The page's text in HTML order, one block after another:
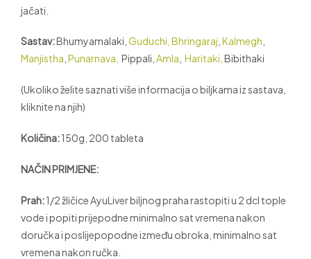
jačati.
Sastav:Bhumyamalaki, Guduchi, Bhringaraj Kalmegh
Manjistha Punarnava, Pippali, Amla Haritaki, Bibithaki
(Ukoliko želite saznati više informacija o biljkama iz sastava,
kliknite na njih)
Količina:150g, 200 tableta
NAČIN PRIMJENE:
Prah:1/2 žličice AyuLiver biljnog praha rastopiti u 2 dcl tople
vode i popiti prijepodne minimalno sat vremena nakon
doručka i poslijepopodne između obroka, minimalno sat
vremena nakon ručka.